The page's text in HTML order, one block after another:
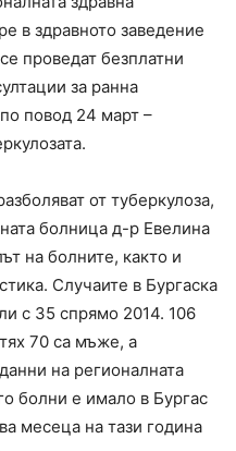
в здравното заведение
проведат безплатни
за ранна
повод 24 март –
от туберкулоза,
болница д-р Евелина
на болните, както и
Случаите в Бургаска
с 35 спрямо 2014. 106
70 са мъже, а
на регионалната
болни е имало в Бургас
месеца на тази година